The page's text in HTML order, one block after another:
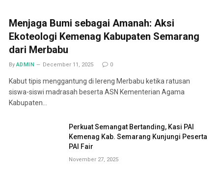
Menjaga Bumi sebagai Amanah: Aksi
Ekoteologi Kemenag Kabupaten Semarang
dari Merbabu
By ADMIN December 11, 2025 0
Kabut tipis menggantung di lereng Merbabu ketika ratusan
siswa-siswi madrasah beserta ASN Kementerian Agama
Kabupaten…
Perkuat Semangat Bertanding, Kasi PAI
Kemenag Kab. Semarang Kunjungi Peserta
PAI Fair
November 27, 2025